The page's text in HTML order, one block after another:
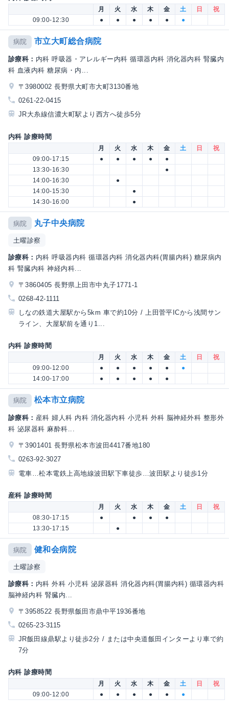
月 火 水 木 金 土 日
祝
09:00-12:30
● ● ● ● ● ●
病院 市立大町総合病院
診療科： 内科 呼吸器・アレルギー内科 循環器内科 消化器内科 腎臓内
科 血液内科 糖尿病・内...
〒3980002 長野県大町市大町3130番地
0261-22-0415
JR大糸線信濃大町駅より西方へ徒歩5分
内科 診療時間
月 火 水 木 金 土 日
祝
09:00-17:15
● ● ● ●
●
13:30-16:30
●
14:00-16:30
●
14:00-15:30
●
14:30-16:00
●
病院 丸子中央病院
土曜診察
診療科： 内科 呼吸器内科 循環器内科 消化器内科(胃腸内科) 糖尿病内
科 腎臓内科 神経内科...
〒3860405 長野県上田市中丸子1771-1
0268-42-1111
しなの鉄道大屋駅から5km 車で約10分 / 上田菅平ICから浅間サン
ライン、大屋駅前を通り1...
内科 診療時間
月 火 水 木 金 土 日
祝
09:00-12:00
● ● ● ● ●
●
14:00-17:00
● ● ● ● ●
病院 松本市立病院
診療科： 産科 婦人科 内科 消化器内科 小児科 外科 脳神経外科 整形外
科 泌尿器科 麻酔科...
〒3901401 長野県松本市波田4417番地180
0263-92-3027
電車…松本電鉄上高地線波田駅下車徒歩…波田駅より徒歩1分
産科 診療時間
月 火 水 木 金 土 日
祝
08:30-17:15
● ● ●
●
13:30-17:15
●
病院 健和会病院
土曜診察
診療科： 内科 外科 小児科 泌尿器科 消化器内科(胃腸内科) 循環器内科
脳神経内科 腎臓内...
〒3958522 長野県飯田市鼎中平1936番地
0265-23-3115
JR飯田線鼎駅より徒歩2分 / または中央道飯田インターより車で約
7分
内科 診療時間
月 火 水 木 金 土 日
祝
09:00-12:00
● ● ● ● ● ●